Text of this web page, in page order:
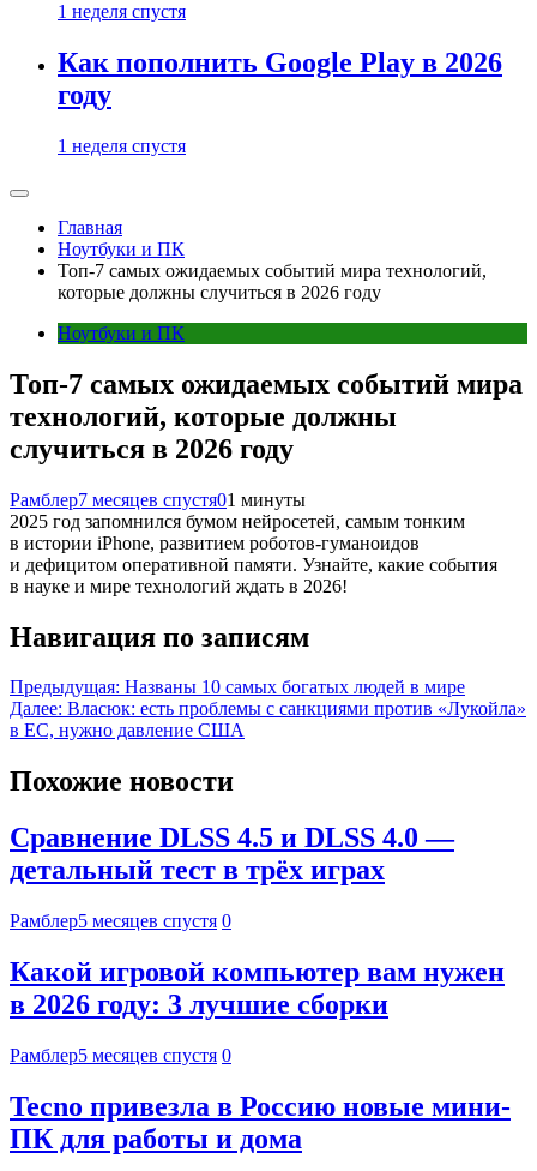
1 неделя спустя
Как пополнить Google Play в 2026
году
1 неделя спустя
Главная
Ноутбуки и ПК
Топ-7 самых ожидаемых событий мира технологий,
которые должны случиться в 2026 году
Ноутбуки и ПК
Топ-7 самых ожидаемых событий мира
технологий, которые должны
случиться в 2026 году
Рамблер7 месяцев спустя01 минуты
2025 год запомнился бумом нейросетей, самым тонким
в истории iPhone, развитием роботов-гуманоидов
и дефицитом оперативной памяти. Узнайте, какие события
в науке и мире технологий ждать в 2026!
Навигация по записям
Предыдущая: Названы 10 самых богатых людей в мире
Далее: Власюк: есть проблемы с санкциями против «Лукойла»
в ЕС, нужно давление США
Похожие новости
Сравнение DLSS 4.5 и DLSS 4.0 —
детальный тест в трёх играх
Рамблер5 месяцев спустя 0
Какой игровой компьютер вам нужен
в 2026 году: 3 лучшие сборки
Рамблер5 месяцев спустя 0
Tecno привезла в Россию новые мини-
ПК для работы и дома